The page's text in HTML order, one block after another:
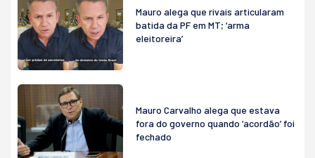
Mauro alega que rivais articularam
batida da PF em MT; ‘arma
eleitoreira’
Mauro Carvalho alega que estava
fora do governo quando ‘acordão’ foi
fechado